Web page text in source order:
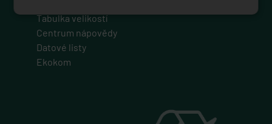
Tabulka velikostí
Centrum nápovědy
Datové listy
Ekokom
Nezbytně nutné soubory
Soubory cílení
uživatele a správa účtu. Webové stránky nelze bez